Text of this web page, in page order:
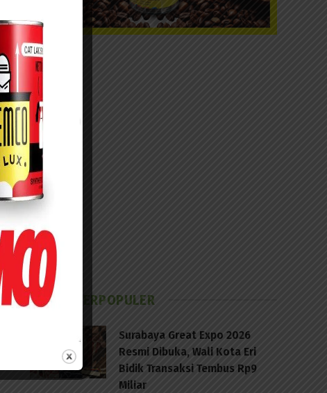
BERITA TERPOPULER
Surabaya Great Expo 2026
Resmi Dibuka, Wali Kota Eri
Bidik Transaksi Tembus Rp9
Miliar